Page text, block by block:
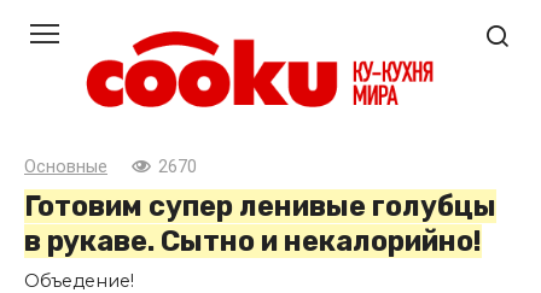
контенту
Основные 2670
Готовим супер ленивые голубцы
в рукаве. Сытно и некалорийно!
Объедение!